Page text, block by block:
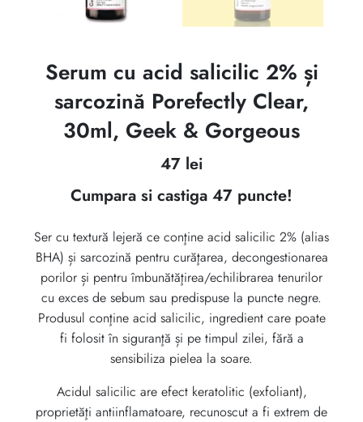
Serum cu acid salicilic 2% și
sarcozină Porefectly Clear,
30ml, Geek & Gorgeous
47 lei
Cumpara si castiga 47 puncte!
Ser cu textură lejeră ce conţine acid salicilic 2% (alias
BHA) și sarcozină pentru curăţarea, decongestionarea
porilor și pentru îmbunătăţirea/echilibrarea tenurilor
cu exces de sebum sau predispuse la puncte negre.
Produsul conţine acid salicilic, ingredient care poate
fi folosit în siguranţă și pe timpul zilei, fără a
sensibiliza pielea la soare.
Acidul salicilic are efect keratolitic (exfoliant),
proprietăţi antiinflamatoare, recunoscut a fi extrem de